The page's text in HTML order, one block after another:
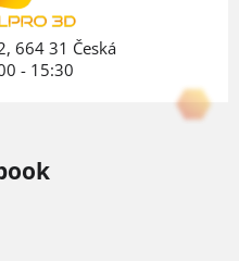
664 31 Česká
- 15:30